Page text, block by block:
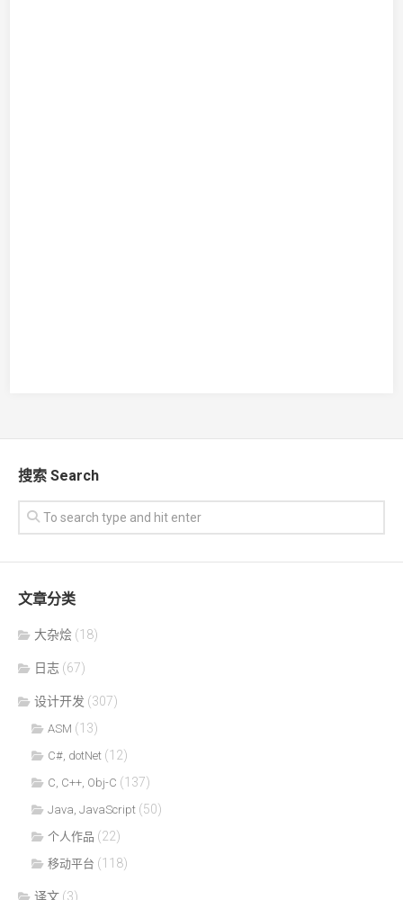
搜索 Search
文章分类
大杂烩 (18)
日志 (67)
设计开发 (307)
ASM (13)
C#, dotNet (12)
C, C++, Obj-C (137)
Java, JavaScript (50)
个人作品 (22)
移动平台 (118)
译文 (3)